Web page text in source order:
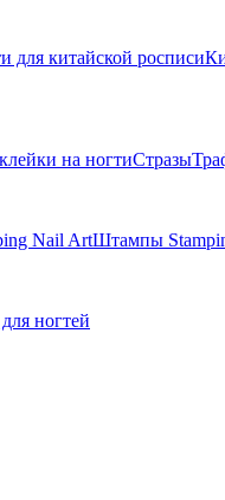
для китайской росписи
на ногтиСтразы
Nail ArtШтампы
ногтей